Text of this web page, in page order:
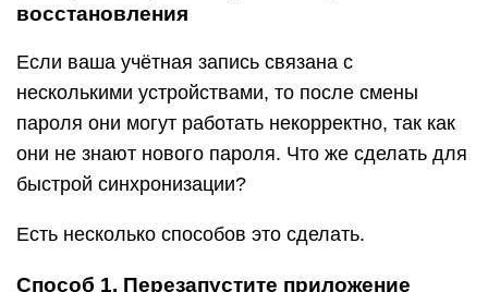
восстановления
Если ваша учётная запись связана с
несколькими устройствами, то после смены
пароля они могут работать некорректно, так как
они не знают нового пароля. Что же сделать для
быстрой синхронизации?
Есть несколько способов это сделать.
Способ 1. Перезапустите приложение